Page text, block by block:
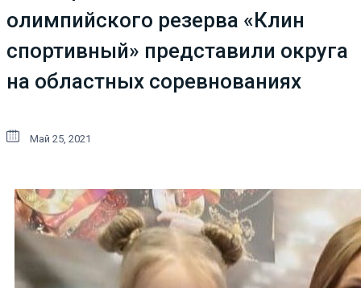
олимпийского резерва «Клин
спортивный» представили округа
на областных соревнованиях
Май 25, 2021